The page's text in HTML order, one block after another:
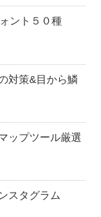
ント５０種
対策&目から鱗
ップツール厳選
スタグラム